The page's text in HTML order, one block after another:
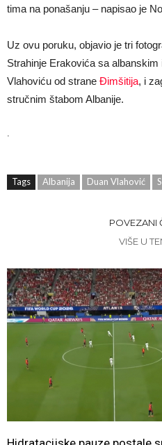
tima na ponašanju – napisao je
Uz ovu poruku, objavio je tri
Strahinje Erakovića sa
Vlahoviću od strane Đimšitija, i
stručnim štabom Albanije.
.
Tags Albanija Duan Vlahović
POVEZANI
VIŠE U